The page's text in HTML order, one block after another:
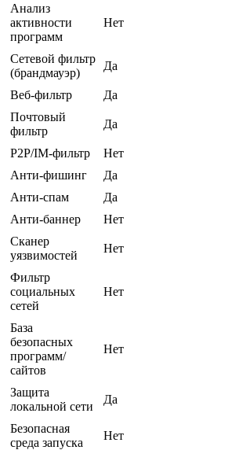
Анализ
активности
программ
Нет
Сетевой фильтр
(брандмауэр)
Да
Веб-фильтр
Да
Почтовый
фильтр
Да
P2P/IM-фильтр
Нет
Анти-фишинг
Да
Анти-спам
Да
Анти-баннер
Нет
Сканер
уязвимостей
Нет
Фильтр
социальных
сетей
Нет
База
безопасных
программ/
сайтов
Нет
Защита
локальной сети
Да
Безопасная
среда запуска
Нет